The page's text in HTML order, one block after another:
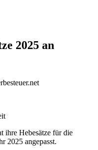
2025 an
ihre Hebesätze für die
2025 angepasst.